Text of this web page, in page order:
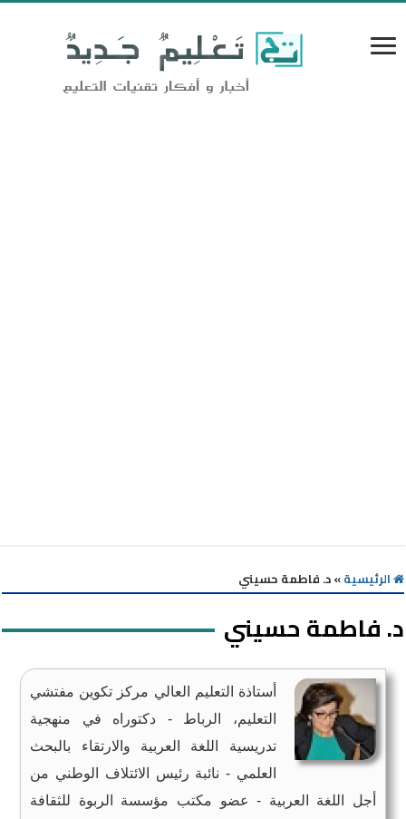
الرئيسية»د. فاطمة حسيني
د. فاطمة حسيني
أستاذة التعليم العالي مركز تكوين مفتشي
التعليم، الرباط - دكتوراه في منهجية
تدريسية اللغة العربية والارتقاء بالبحث
العلمي - نائبة رئيس الائتلاف الوطني من
أجل اللغة العربية - عضو مكتب مؤسسة الربوة للثقافة